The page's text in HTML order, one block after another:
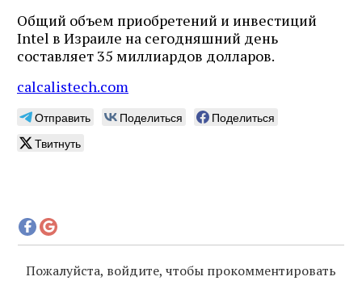
Общий объем приобретений и инвестиций
Intel в Израиле на сегодняшний день
составляет 35 миллиардов долларов.
calcalistech.com
Отправить Поделиться
Поделиться
Твитнуть
Пожалуйста, войдите, чтобы прокомментировать